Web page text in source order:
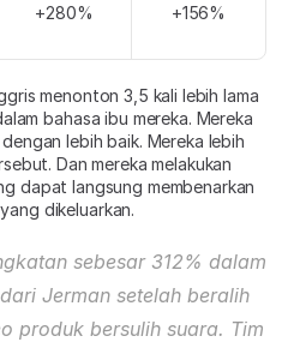
+280% +156%
menonton 3,5 kali lebih lama
bahasa ibu mereka. Mereka
lebih baik. Mereka lebih
Dan mereka melakukan
dapat langsung membenarkan
dikeluarkan.
sebesar 312% dalam
Jerman setelah beralih
produk bersulih suara. Tim